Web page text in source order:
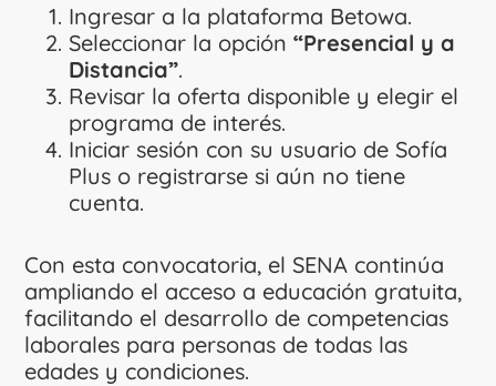
Ingresar a la plataforma Betowa.
Seleccionar la opción“Presencial y a
Distancia”.
Revisar la oferta disponible y elegir el
programa de interés.
Iniciar sesión con su usuario de Sofía
Plus o registrarse si aún no tiene
cuenta.
Con esta convocatoria, el SENA continúa
ampliando el acceso a educación gratuita,
facilitando el desarrollo de competencias
laborales para personas de todas las
edades y condiciones.